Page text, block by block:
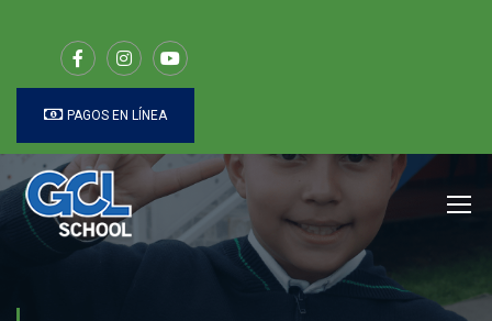
PAGOS EN LÍNEA